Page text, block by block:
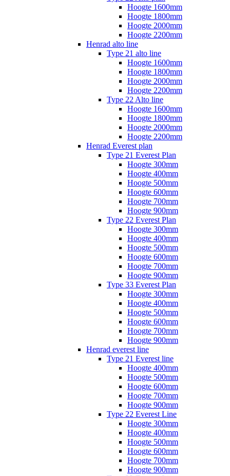
Hoogte 1600mm
Hoogte 1800mm
Hoogte 2000mm
Hoogte 2200mm
Henrad alto line
Type 21 alto line
Hoogte 1600mm
Hoogte 1800mm
Hoogte 2000mm
Hoogte 2200mm
Type 22 Alto line
Hoogte 1600mm
Hoogte 1800mm
Hoogte 2000mm
Hoogte 2200mm
Henrad Everest plan
Type 21 Everest Plan
Hoogte 300mm
Hoogte 400mm
Hoogte 500mm
Hoogte 600mm
Hoogte 700mm
Hoogte 900mm
Type 22 Everest Plan
Hoogte 300mm
Hoogte 400mm
Hoogte 500mm
Hoogte 600mm
Hoogte 700mm
Hoogte 900mm
Type 33 Everest Plan
Hoogte 300mm
Hoogte 400mm
Hoogte 500mm
Hoogte 600mm
Hoogte 700mm
Hoogte 900mm
Henrad everest line
Type 21 Everest line
Hoogte 400mm
Hoogte 500mm
Hoogte 600mm
Hoogte 700mm
Hoogte 900mm
Type 22 Everest Line
Hoogte 300mm
Hoogte 400mm
Hoogte 500mm
Hoogte 600mm
Hoogte 700mm
Hoogte 900mm